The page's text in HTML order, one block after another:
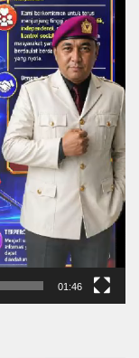
01:46